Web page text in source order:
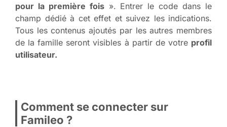
pour la première fois». Entrer le code dans le
champ dédié à cet effet et suivez les indications.
Tous les contenus ajoutés par les autres membres
de la famille seront visibles à partir de votre profil
utilisateur.
Comment se connecter sur
Famileo ?